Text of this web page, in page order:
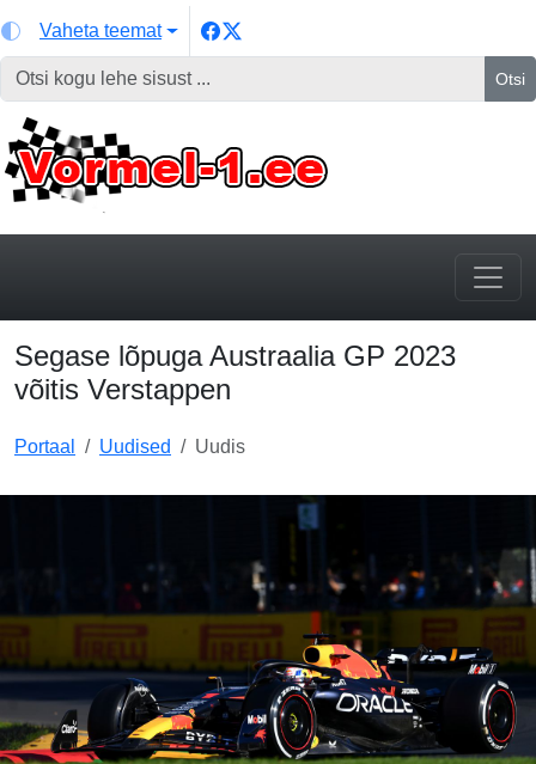
Vaheta teemat
Otsi
Segase lõpuga Austraalia GP 2023
võitis Verstappen
Portaal Uudised Uudis